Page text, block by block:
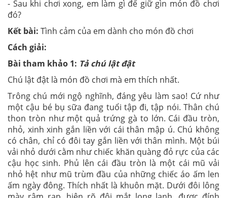
- Sau khi chơi xong, em làm gì để giữ gìn món đồ chơi
đó?
Kết bài: Tình cảm của em dành cho món đồ chơi
Cách giải:
Bài tham khảo 1: Tả chú lật đật
Chú lật đật là món đồ chơi mà em thích nhất.
Trông chú mới ngộ nghĩnh, đáng yêu làm sao! Cứ như
một cậu bé bụ sữa đang tuổi tập đi, tập nói. Thân chú
thon tròn như một quả trứng gà to lớn. Cái đầu tròn,
nhỏ, xinh xinh gắn liền với cái thân mập ú. Chú không
có chân, chỉ có đôi tay gắn liền với thân mình. Một búi
vải nhỏ dưới cằm như chiếc khăn quàng đỏ rực của các
cậu học sinh. Phủ lên cái đầu tròn là một cái mũ vải
nhỏ hệt như mũ trùm đầu của những chiếc áo ấm len
ấm ngày đông. Thích nhất là khuôn mặt. Dưới đôi lông